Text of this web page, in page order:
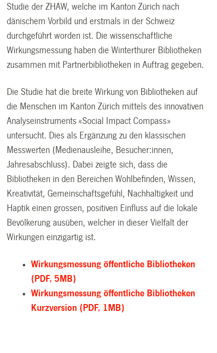
Studie der ZHAW, welche im Kanton Zürich nach
dänischem Vorbild und erstmals in der Schweiz
durchgeführt worden ist. Die wissenschaftliche
Wirkungsmessung haben die Winterthurer Bibliotheken
zusammen mit Partnerbibliotheken in Auftrag gegeben.
Die Studie hat die breite Wirkung von Bibliotheken auf
die Menschen im Kanton Zürich mittels des innovativen
Analyseinstruments «Social Impact Compass»
untersucht. Dies als Ergänzung zu den klassischen
Messwerten (Medienausleihe, Besucher:innen,
Jahresabschluss). Dabei zeigte sich, dass die
Bibliotheken in den Bereichen Wohlbefinden, Wissen,
Kreativität, Gemeinschaftsgefühl, Nachhaltigkeit und
Haptik einen grossen, positiven Einfluss auf die lokale
Bevölkerung ausüben, welcher in dieser Vielfalt der
Wirkungen einzigartig ist.
Wirkungsmessung öffentliche Bibliotheken
(PDF, 5MB)
Wirkungsmessung öffentliche Bibliotheken
Kurzversion (PDF, 1MB)